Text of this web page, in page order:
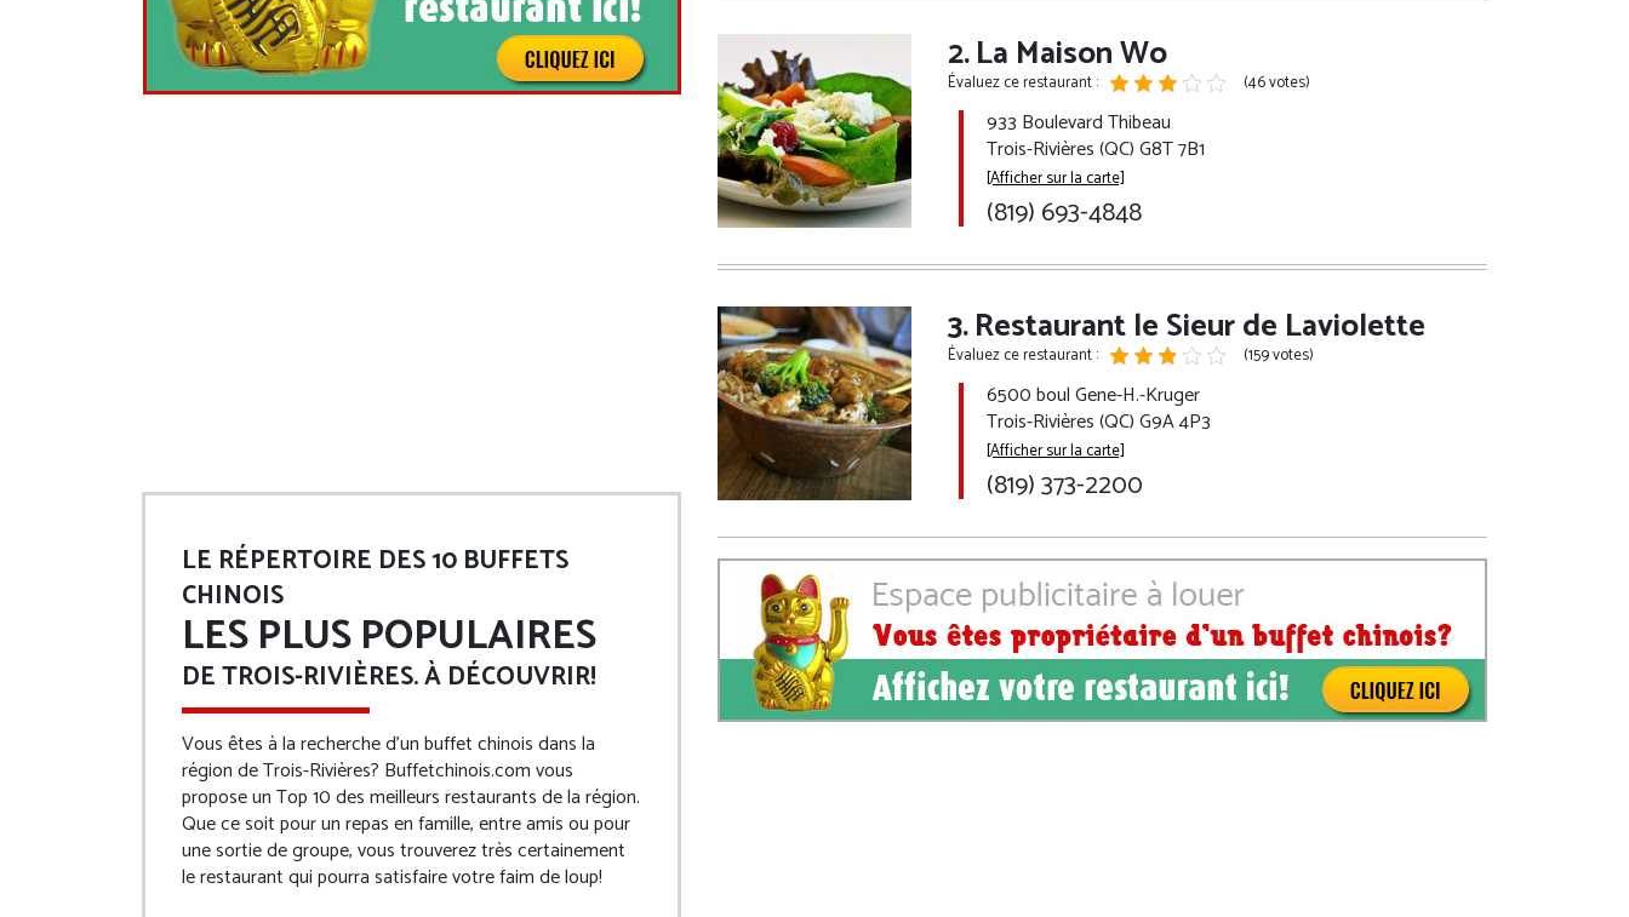
LE RÉPERTOIRE DES 10 BUFFETS
CHINOIS
LES PLUS POPULAIRES
DE TROIS-RIVIÈRES. À DÉCOUVRIR!
Vous êtes à la recherche d’un buffet chinois dans la
région de Trois-Rivières? Buffetchinois.com vous
propose un Top 10 des meilleurs restaurants de la région.
Que ce soit pour un repas en famille, entre amis ou pour
une sortie de groupe, vous trouverez très certainement
le restaurant qui pourra satisfaire votre faim de loup!
La Maison Wo
Évaluez ce restaurant : (46 votes)
933 Boulevard Thibeau
Trois-Rivières (QC) G8T 7B1
[Afficher sur la carte]
(819) 693-4848
Restaurant le Sieur de Laviolette
Évaluez ce restaurant : (159 votes)
6500 boul Gene-H.-Kruger
Trois-Rivières (QC) G9A 4P3
[Afficher sur la carte]
(819) 373-2200